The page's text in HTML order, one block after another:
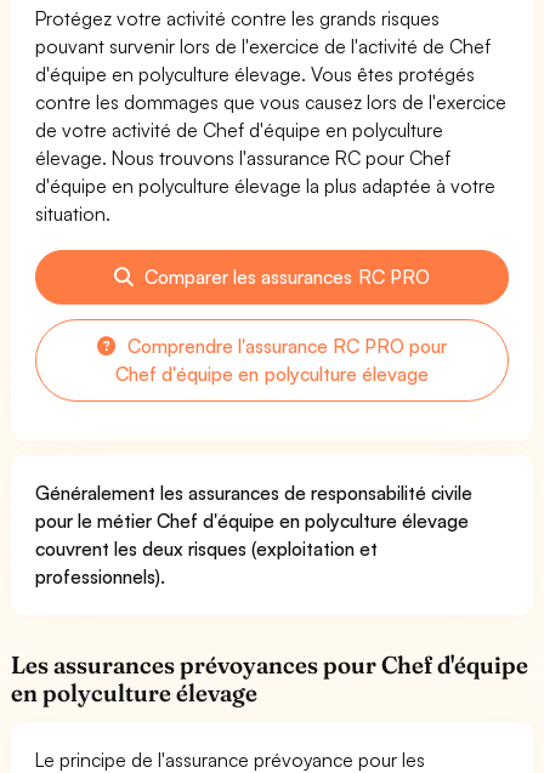
Protégez votre activité contre les grands risques
pouvant survenir lors de l'exercice de l'activité de Chef
d'équipe en polyculture élevage. Vous êtes protégés
contre les dommages que vous causez lors de l'exercice
de votre activité de Chef d'équipe en polyculture
élevage. Nous trouvons l'assurance RC pour Chef
d'équipe en polyculture élevage la plus adaptée à votre
situation.
Comparer les assurances RC PRO
Comprendre l'assurance RC PRO pour
Chef d'équipe en polyculture élevage
Généralement les assurances de responsabilité civile
pour le métier Chef d'équipe en polyculture élevage
couvrent les deux risques (exploitation et
professionnels).
Les assurances prévoyances pour Chef d'équipe
en polyculture élevage
Le principe de l'assurance prévoyance pour les